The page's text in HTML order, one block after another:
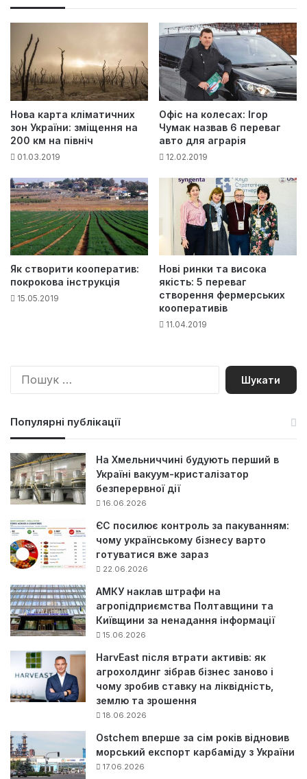
Нова карта кліматичних
зон України: зміщення на
200 км на північ
01.03.2019
Офіс на колесах: Ігор
Чумак назвав 6 переваг
авто для аграрія
12.02.2019
Як створити кооператив:
покрокова інструкція
15.05.2019
Нові ринки та висока
якість: 5 переваг
створення фермерських
кооперативів
11.04.2019
П
Популярні публікації
На Хмельниччині будують перший в
Україні вакуум-кристалізатор
безперервної дії
16.06.2026
ЄС посилює контроль за пакуванням:
чому українському бізнесу варто
готуватися вже зараз
22.06.2026
АМКУ наклав штрафи на
агропідприємства Полтавщини та
Київщини за ненадання інформації
15.06.2026
HarvEast після втрати активів: як
агрохолдинг зібрав бізнес заново і
чому зробив ставку на ліквідність,
землю та зрошення
18.06.2026
Ostchem вперше за сім років відновив
морський експорт карбаміду з України
17.06.2026